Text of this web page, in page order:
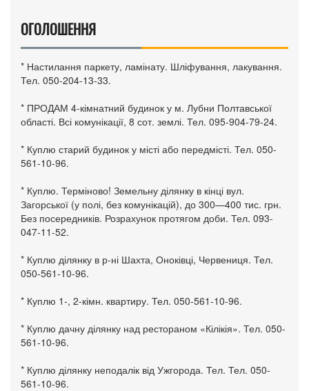
ОГОЛОШЕННЯ
* Настилання паркету, ламінату. Шліфування, лакування.
Тел. 050-204-13-33.
* ПРОДАМ 4-кімнатний будинок у м. Лубни Полтавської
області. Всі комунікації, 8 сот. землі. Тел. 095-904-79-24.
* Куплю старий будинок у місті або передмісті. Тел. 050-
561-10-96.
* Куплю. Терміново! Земельну ділянку в кінці вул.
Загорської (у полі, без комунікацій), до 300—400 тис. грн.
Без посередників. Розрахунок протягом доби. Тел. 093-
047-11-52.
* Куплю ділянку в р-ні Шахта, Оноківці, Червениця. Тел.
050-561-10-96.
* Куплю 1-, 2-кімн. квартиру. Тел. 050-561-10-96.
* Куплю дачну ділянку над рестораном «Кілікія». Тел. 050-
561-10-96.
* Куплю ділянку неподалік від Ужгорода. Тел. Тел. 050-
561-10-96.